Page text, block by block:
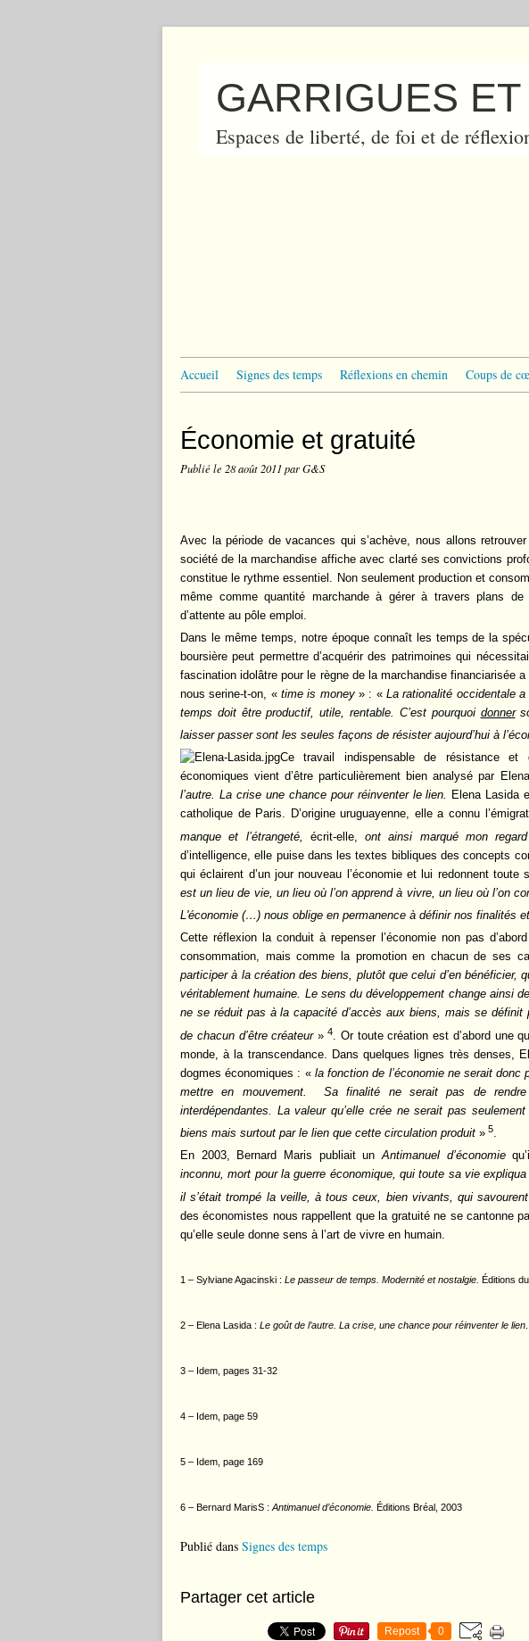
GARRIGUES
Espaces de liberté, de foi et de
Accueil Signes des temps Réflexions en chemin Coups de
Économie et gratuité
Publié le 28 août 2011par G&S
Avec la période de vacances qui s’achève, nous allons
société de la marchandise affiche avec clarté ses convictions
constitue le rythme essentiel. Non seulement production et
même comme quantité marchande à gérer à travers plans
d’attente au pôle emploi.
Dans le même temps, notre époque connaît les temps de la
boursière peut permettre d’acquérir des patrimoines qui
fascination idolâtre pour le règne de la marchandise financiarisée
nous serine-t-on, « time is money» : «La rationalité occidentale
temps doit être productif, utile, rentable. C’est pourquoi donner
laisser passer sont les seules façons de résister aujourd’hui à
Ce travail indispensable de résistance et
économiques vient d’être particulièrement bien analysé par
l’autre. La crise une chance pour réinventer le lien. Elena Lasida
catholique de Paris. D’origine uruguayenne, elle a connu
manque et l’étrangeté,
écrit-elle,ont ainsi marqué mon
d’intelligence, elle puise dans les textes bibliques des concepts
qui éclairent d’un jour nouveau l’économie et lui redonnent
est un lieu de vie, un lieu où l’on apprend à vivre, un lieu où l’on
L'économie (…) nous oblige en permanence à définir nos finalités
Cette réflexion la conduit à repenser l’économie non pas
consommation, mais comme la promotion en chacun de ses
participer à la création des biens, plutôt que celui d’en bénéficier,
véritablement humaine. Le sens du développement change ainsi
ne se réduit pas à la capacité d’accès aux biens, mais se définit
de chacun d’être créateur» 4. Or toute création est d’abord une
monde, à la transcendance. Dans quelques lignes très denses,
dogmes économiques : « la fonction de l’économie ne serait
mettre en mouvement. Sa finalité ne serait pas de rendre
interdépendantes. La valeur qu’elle crée ne serait pas
biens mais surtout par le lien que cette circulation produit » 5.
En 2003, Bernard Maris publiait unAntimanuel d’économie
inconnu, mort pour la guerre économique, qui toute sa vie
il s’était trompé la veille, à tous ceux, bien vivants, qui
des économistes nous rappellent que la gratuité ne se cantonne
qu’elle seule donne sens à l’art de vivre en humain.
1 – Sylviane Agacinski : Le passeur de temps. Modernité et nostalgie. Éditions
2 – Elena Lasida : Le goût de l’autre. La crise, une chance pour réinventer le lien
3 – Idem, pages 31-32
4 – Idem, page 59
5 – Idem, page 169
6 – Bernard MarisS : Antimanuel d’économie. Éditions Bréal, 2003
Publié dans Signes des temps
Partager cet article
Repost 0